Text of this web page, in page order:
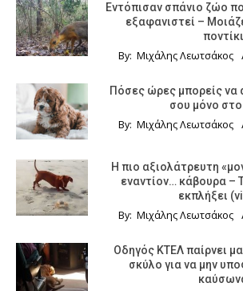
Εντόπισαν σπάνιο ζώο
εξαφανιστεί –
ποντίκι
By: Μιχάλης Λεωτσάκος
Πόσες ώρες μπορείς να
σου μόνο στο
By: Μιχάλης Λεωτσάκος
Η πιο αξιολάτρευτη
εναντίον… κάβουρα –
εκπλήξει
By: Μιχάλης Λεωτσάκος
Οδηγός KTΕΛ παίρνει
σκύλο για να μην